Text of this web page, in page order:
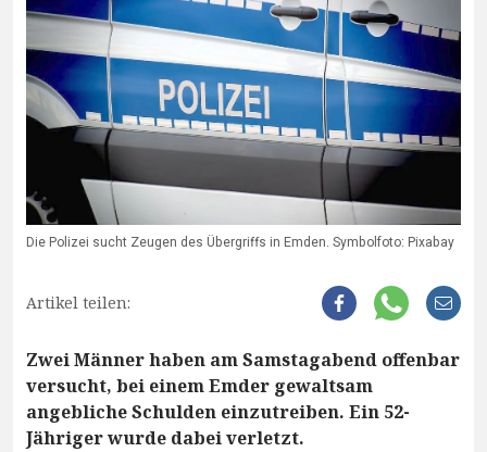
Die Polizei sucht Zeugen des Übergriffs in Emden. Symbolfoto: Pixabay
Artikel teilen:
Zwei Männer haben am Samstagabend offenbar
versucht, bei einem Emder gewaltsam
angebliche Schulden einzutreiben. Ein 52-
Jähriger wurde dabei verletzt.